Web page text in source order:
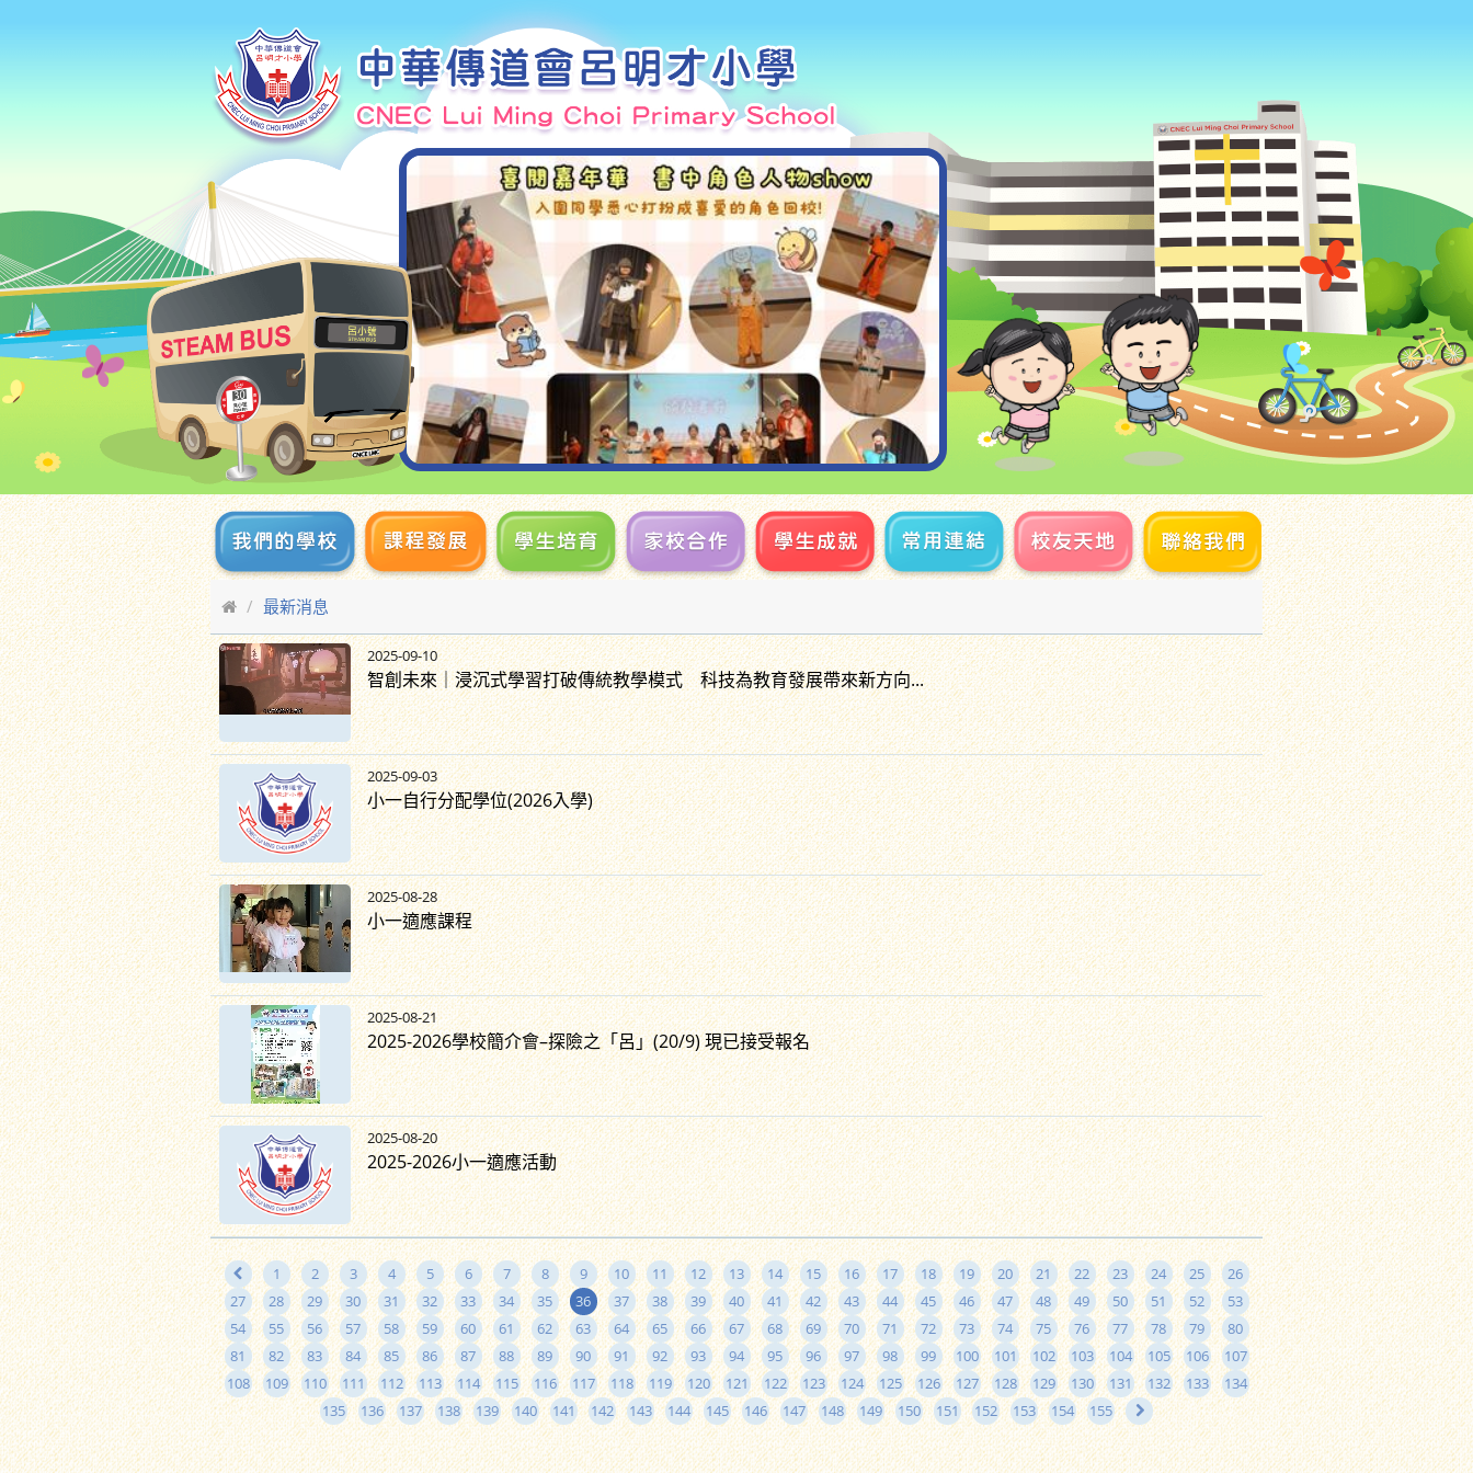
最新消息
2025-09-10
智創未來｜浸沉式學習打破傳統教學模式 科技為教育發展帶來新方向...
2025-09-03
小一自行分配學位(2026入學)
2025-08-28
小一適應課程
2025-08-21
2025-2026學校簡介會–探險之「呂」(20/9) 現已接受報名
2025-08-20
2025-2026小一適應活動
1 2 3 4 5 6 7 8 9 10 11 12 13 14 15 16 17 18 19 20 21 22 23 24 25
26
27
28 29 30 31 32 33 34 35 36 37 38 39 40 41 42 43 44 45 46 47 48 49 50 51 52
53
54
55 56 57 58 59 60 61 62 63 64 65 66 67 68 69 70 71 72 73 74 75 76 77 78 79
80
81
82 83 84 85 86 87 88 89 90 91 92 93 94 95 96 97 98 99 100 101 102 103 104 105 106
107
108
109 110 111 112 113 114 115 116 117 118 119 120 121 122 123 124 125 126 127 128 129 130 131 132 133
134
135
136 137 138 139 140 141 142 143 144 145 146 147 148 149 150 151 152 153 154 155